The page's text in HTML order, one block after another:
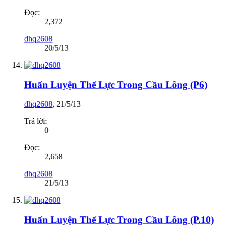
Đọc:
2,372
dhq2608
20/5/13
Huấn Luyện Thể Lực Trong Cầu Lông (P6)
dhq2608, 21/5/13
Trả lời:
0
Đọc:
2,658
dhq2608
21/5/13
Huấn Luyện Thể Lực Trong Cầu Lông (P.10)